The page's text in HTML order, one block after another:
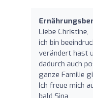
Liebe Christine,
ich bin
verändert hast
dadurch auch
ganze Familie
Ich freue mich
bald Sina